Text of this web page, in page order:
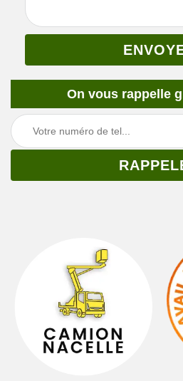
On vous rappelle